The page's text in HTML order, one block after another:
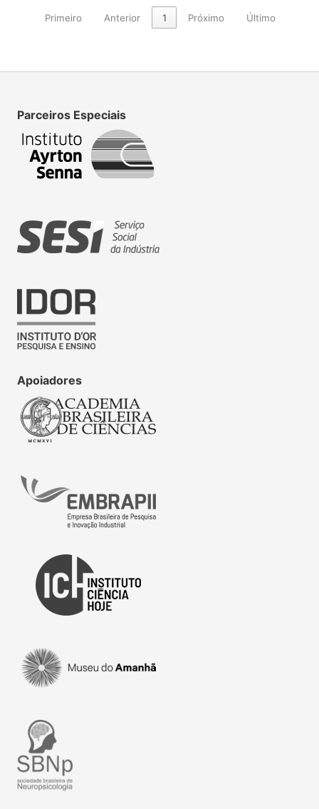
Primeiro Anterior 1 Próximo Último
Parceiros Especiais
Apoiadores